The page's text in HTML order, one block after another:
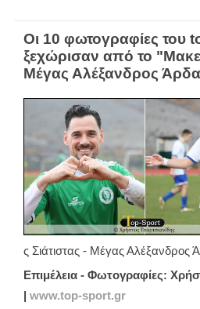
Οι 10 φωτογραφίες του
ξεχώρισαν από το
Μέγας Αλέξανδρος
ς Σιάτιστας - Μέγας Αλέξανδρος
Επιμέλεια - Φωτογραφίες:
www.top-sport.gr